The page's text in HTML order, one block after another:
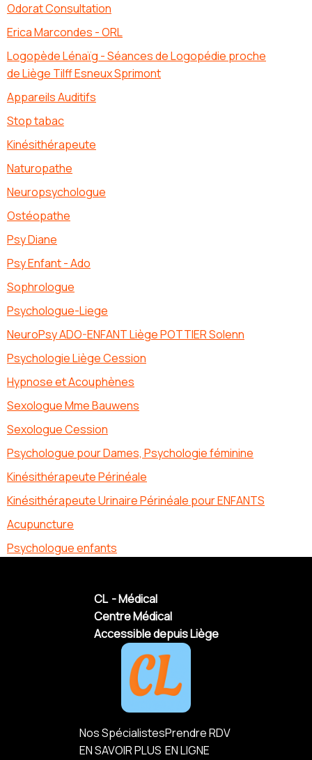
Odorat Consultation
Erica Marcondes - ORL
Logopède Lénaïg - Séances de Logopédie proche
de Liège Tilff Esneux Sprimont
Appareils Auditifs
Stop tabac
Kinésithérapeute
Naturopathe
Neuropsychologue
Ostéopathe
Psy Diane
Psy Enfant - Ado
Sophrologue
Psychologue-Liege
NeuroPsy ADO-ENFANT Liège POTTIER Solenn
Psychologie Liège Cession
Hypnose et Acouphènes
Sexologue Mme Bauwens
Sexologue Cession
Psychologue pour Dames, Psychologie féminine
Kinésithérapeute Périnéale
Kinésithérapeute Urinaire Périnéale pour ENFANTS
Acupuncture
Psychologue enfants
CL - Médical
Centre Médical
Accessible depuis Liège
Nos Spécialistes
EN SAVOIR PLUS
Prendre RDV
EN LIGNE